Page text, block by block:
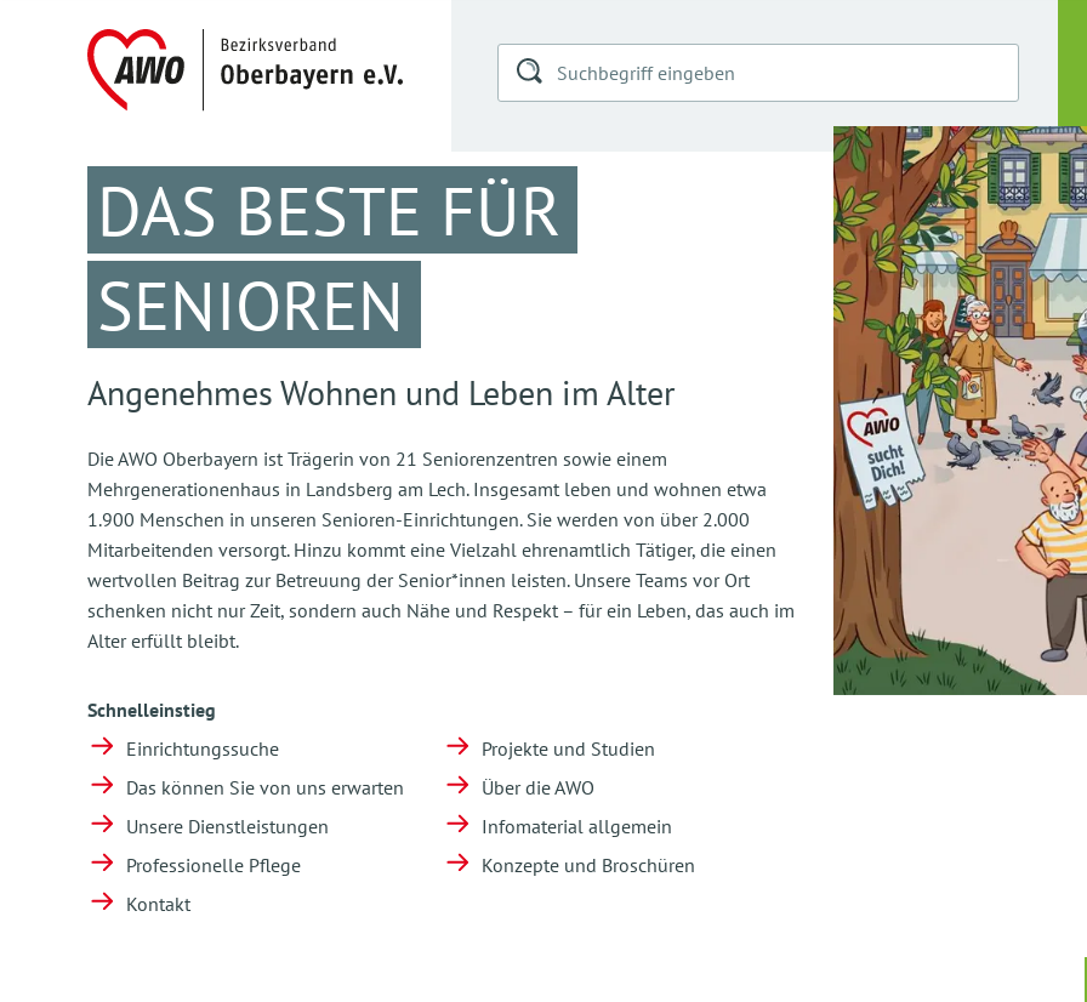
DAS BESTE FÜR
SENIOREN
Angenehmes Wohnen und Leben im Alter
Die AWO Oberbayern ist Trägerin von 21 Seniorenzentren sowie einem
Mehrgenerationenhaus in Landsberg am Lech. Insgesamt leben und wohnen etwa
1.900 Menschen in unseren Senioren-Einrichtungen. Sie werden von über 2.000
Mitarbeitenden versorgt. Hinzu kommt eine Vielzahl ehrenamtlich Tätiger, die einen
wertvollen Beitrag zur Betreuung der Senior*innen leisten. Unsere Teams vor Ort
schenken nicht nur Zeit, sondern auch Nähe und Respekt – für ein Leben, das auch im
Alter erfüllt bleibt.
Schnelleinstieg
Einrichtungssuche
Das können Sie von uns erwarten
Unsere Dienstleistungen
Professionelle Pflege
Kontakt
Projekte und Studien
Über die AWO
Infomaterial allgemein
Konzepte und Broschüren